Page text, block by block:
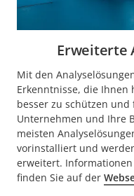
Erweiterte
Mit den
Erkenntnisse, die Ihnen
besser zu schützen
Unternehmen und Ihre
meisten
vorinstalliert und
erweitert.
finden Sie auf der